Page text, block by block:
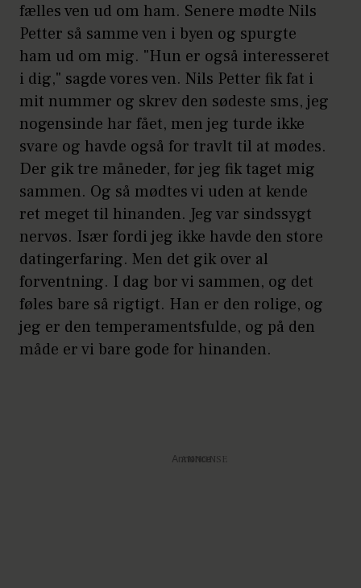
fælles ven ud om ham. Senere mødte Nils
Petter så samme ven i byen og spurgte
ham ud om mig. "Hun er også interesseret
i dig," sagde vores ven. Nils Petter fik fat i
mit nummer og skrev den sødeste sms, jeg
nogensinde har fået, men jeg turde ikke
svare og havde også for travlt til at mødes.
Der gik tre måneder, før jeg fik taget mig
sammen. Og så mødtes vi uden at kende
ret meget til hinanden. Jeg var sindssygt
nervøs. Især fordi jeg ikke havde den store
datingerfaring. Men det gik over al
forventning. I dag bor vi sammen, og det
føles bare så rigtigt. Han er den rolige, og
jeg er den temperamentsfulde, og på den
måde er vi bare gode for hinanden.
Annonce